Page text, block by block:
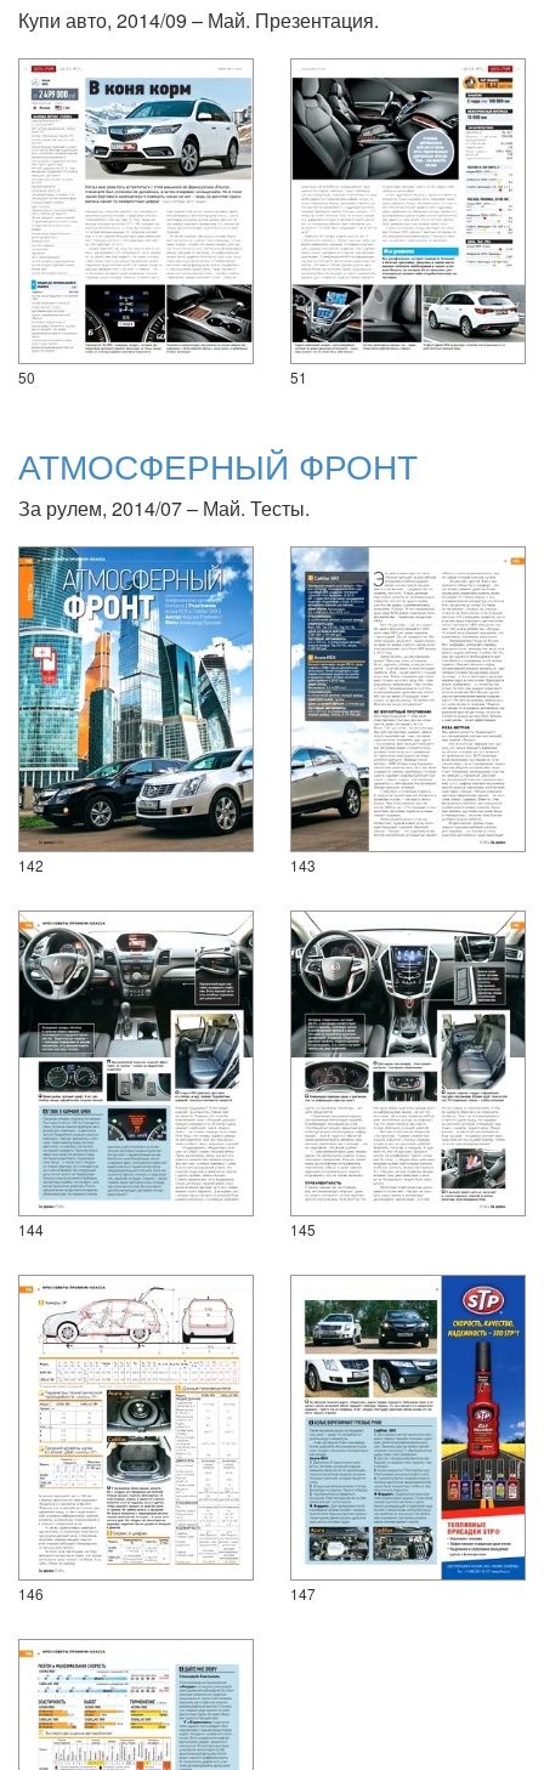
Купи авто, 2014/09 – Май. Презентация.
50 51
АТМОСФЕРНЫЙ ФРОНТ
За рулем, 2014/07 – Май. Тесты.
142 143
144 145
146 147